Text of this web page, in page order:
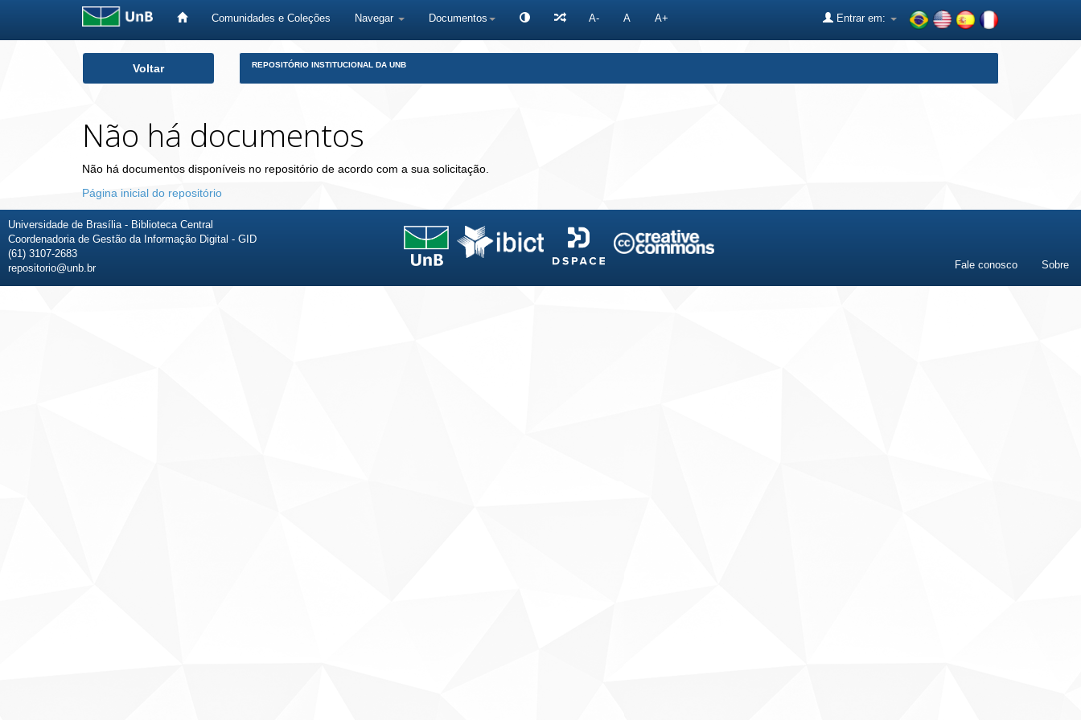
Comunidades e Coleções Navegar Documentos A- A A+ Entrar em:
Voltar REPOSITÓRIO INSTITUCIONAL DA UNB
Não há documentos
Não há documentos disponíveis no repositório de acordo com a sua solicitação.
Página inicial do repositório
Universidade de Brasília - Biblioteca Central
Coordenadoria de Gestão da Informação Digital - GID
(61) 3107-2683
repositorio@unb.br
Fale conosco Sobre